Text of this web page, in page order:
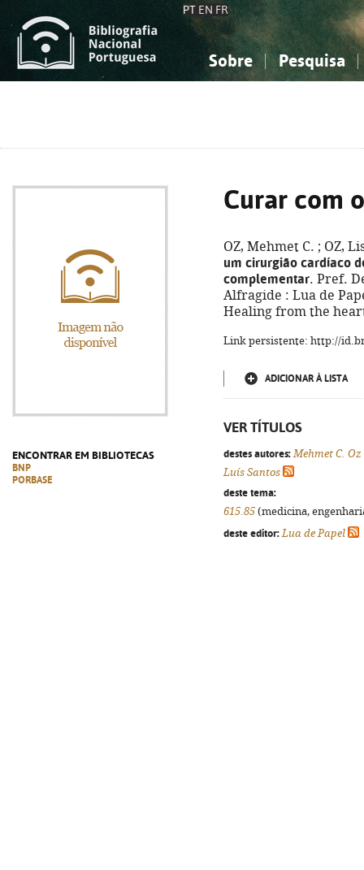
PT EN FR
Sobre Pesquisa
ENCONTRAR EM BIBLIOTECAS
BNP
PORBASE
Curar com
OZ, Mehmet C. ; OZ,
um cirurgião cardíaco
complementar. Pref.
Alfragide : Lua de
Healing from the
Link persistente: http://
ADICIONAR À LISTA
VER TÍTULOS
destes autores: Mehmet C. Oz
Luís Santos
deste tema:
615.85 (medicina,
deste editor: Lua de Papel